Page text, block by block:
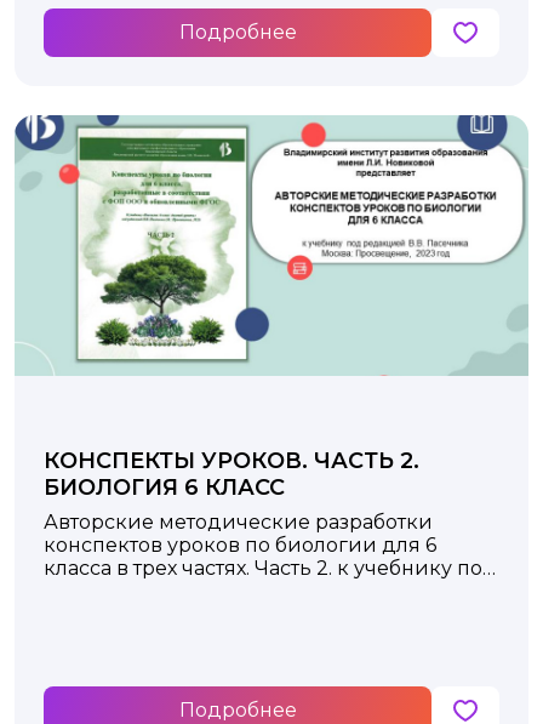
Подробнее
КОНСПЕКТЫ УРОКОВ. ЧАСТЬ 2.
БИОЛОГИЯ 6 КЛАСС
Авторские методические разработки
конспектов уроков по биологии для 6
класса в трех частях. Часть 2. к учебнику под
Подробнее